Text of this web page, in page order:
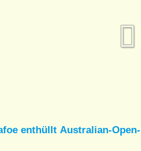
enthüllt Australian-Open-